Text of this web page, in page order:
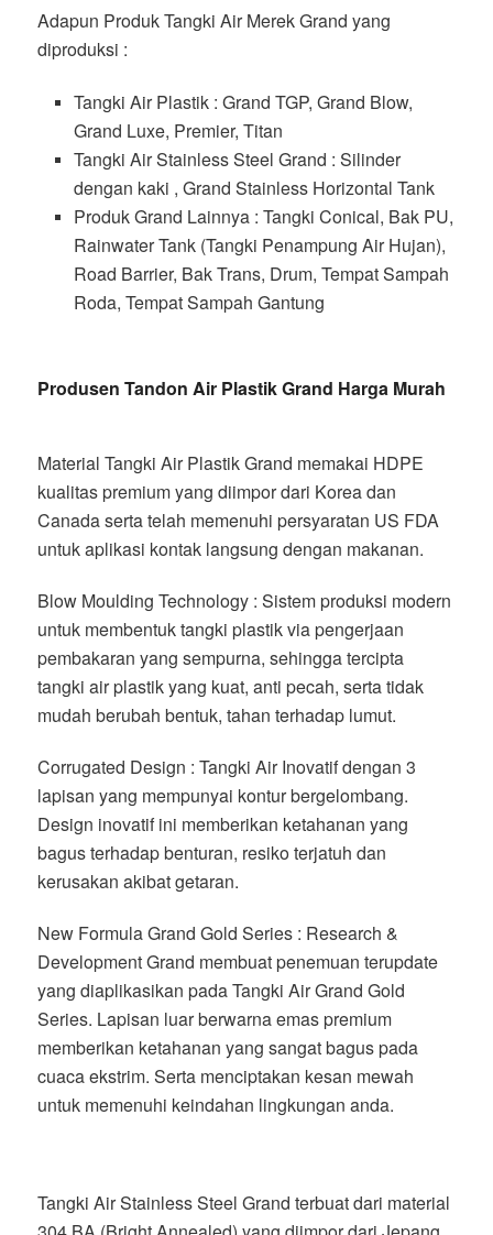
Adapun Produk Tangki Air Merek Grand yang
diproduksi :
Tangki Air Plastik : Grand TGP, Grand Blow,
Grand Luxe, Premier, Titan
Tangki Air Stainless Steel Grand : Silinder
dengan kaki , Grand Stainless Horizontal Tank
Produk Grand Lainnya : Tangki Conical, Bak PU,
Rainwater Tank (Tangki Penampung Air Hujan),
Road Barrier, Bak Trans, Drum, Tempat Sampah
Roda, Tempat Sampah Gantung
Produsen Tandon Air Plastik Grand Harga Murah
Material Tangki Air Plastik Grand memakai HDPE
kualitas premium yang diimpor dari Korea dan
Canada serta telah memenuhi persyaratan US FDA
untuk aplikasi kontak langsung dengan makanan.
Blow Moulding Technology : Sistem produksi modern
untuk membentuk tangki plastik via pengerjaan
pembakaran yang sempurna, sehingga tercipta
tangki air plastik yang kuat, anti pecah, serta tidak
mudah berubah bentuk, tahan terhadap lumut.
Corrugated Design : Tangki Air Inovatif dengan 3
lapisan yang mempunyai kontur bergelombang.
Design inovatif ini memberikan ketahanan yang
bagus terhadap benturan, resiko terjatuh dan
kerusakan akibat getaran.
New Formula Grand Gold Series : Research &
Development Grand membuat penemuan terupdate
yang diaplikasikan pada Tangki Air Grand Gold
Series. Lapisan luar berwarna emas premium
memberikan ketahanan yang sangat bagus pada
cuaca ekstrim. Serta menciptakan kesan mewah
untuk memenuhi keindahan lingkungan anda.
Tangki Air Stainless Steel Grand terbuat dari material